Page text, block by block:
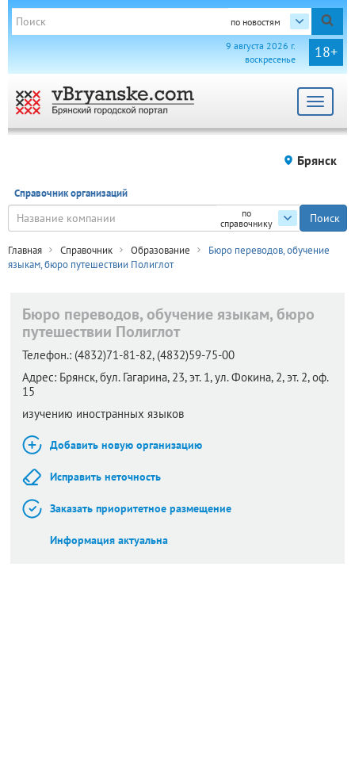
по новостям
18+
9 августа 2026 г.
воскресенье
Toggle
Брянск
Справочник организаций
по
справочнику
Главная Справочник Образование
Бюро переводов, обучение
языкам, бюро путешествии Полиглот
Бюро переводов, обучение языкам, бюро
путешествии Полиглот
Телефон.: (4832)71-81-82, (4832)59-75-00
Адрес: Брянск,бул. Гагарина, 23, эт. 1, ул. Фокина, 2, эт. 2, оф.
15
изучению иностранных языков
Добавить новую организацию
Исправить неточность
Заказать приоритетное размещение
Информация актуальна